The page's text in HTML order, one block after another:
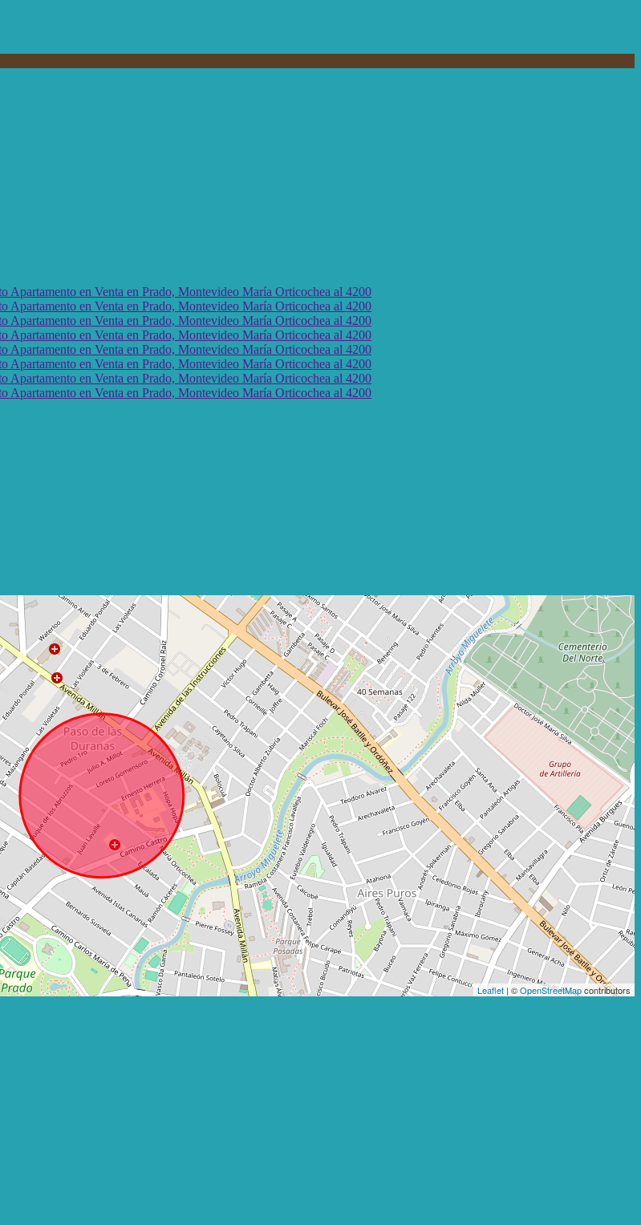
Leaflet | ©OpenStreetMapcontributors